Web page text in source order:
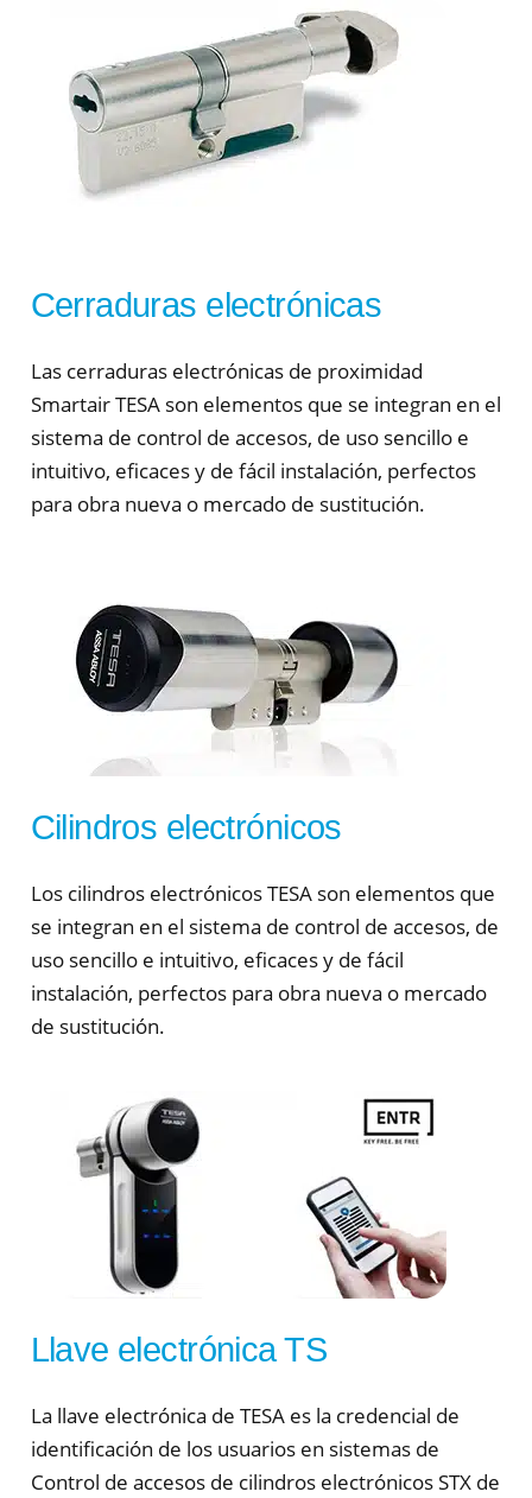
Cerraduras electrónicas
Las cerraduras electrónicas de proximidad
Smartair TESA son elementos que se integran en el
sistema de control de accesos, de uso sencillo e
intuitivo, eficaces y de fácil instalación, perfectos
para obra nueva o mercado de sustitución.
Cilindros electrónicos
Los cilindros electrónicos TESA son elementos que
se integran en el sistema de control de accesos, de
uso sencillo e intuitivo, eficaces y de fácil
instalación, perfectos para obra nueva o mercado
de sustitución.
Llave electrónica TS
La llave electrónica de TESA es la credencial de
identificación de los usuarios en sistemas de
Control de accesos de cilindros electrónicos STX de